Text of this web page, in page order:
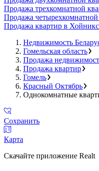
Продажа трехкомнатной
Продажа
Продажа квартир в
Недвижимость
Гомельская область
Продажа
Продажа квартир
Гомель
Красный Октябрь
Однокомнатные
Сохранить
Карта
Скачайте приложение Realt